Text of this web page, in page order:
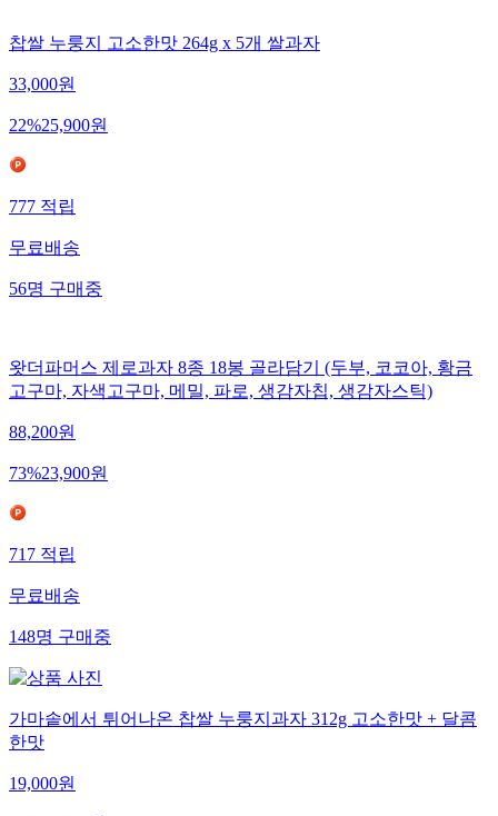
찹쌀 누룽지 고소한맛 264g x 5개 쌀과자
33,000원
22%25,900원
777적립
무료배송
56명구매중
왓더파머스 제로과자 8종 18봉 골라담기 (두부, 코코아, 황금
고구마, 자색고구마, 메밀, 파로, 생감자칩, 생감자스틱)
88,200원
73%23,900원
717적립
무료배송
148명구매중
가마솥에서 튀어나온 찹쌀 누룽지과자 312g 고소한맛 + 달콤
한맛
19,000원